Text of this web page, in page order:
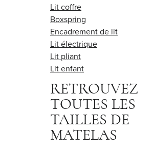
Lit coffre
Boxspring
Encadrement de lit
Lit électrique
Lit pliant
Lit enfant
RETROUVEZ
TOUTES LES
TAILLES DE
MATELAS